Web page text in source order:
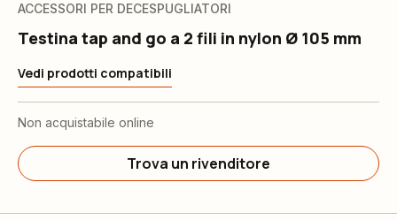
ACCESSORI PER DECESPUGLIATORI
Testina tap and go a 2 fili in nylon Ø 105 mm
Vedi prodotti compatibili
Non acquistabile online
Trova un rivenditore